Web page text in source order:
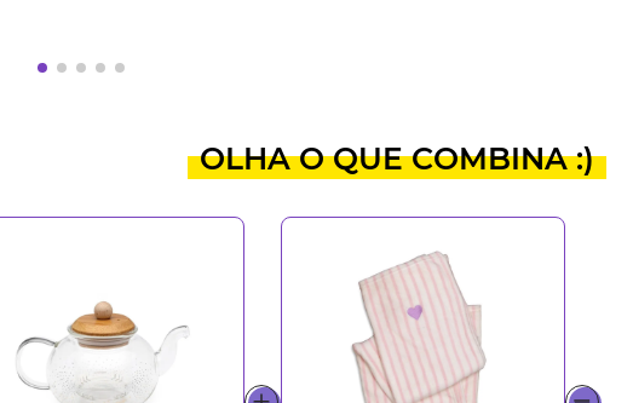
OLHA O QUE COMBINA :)